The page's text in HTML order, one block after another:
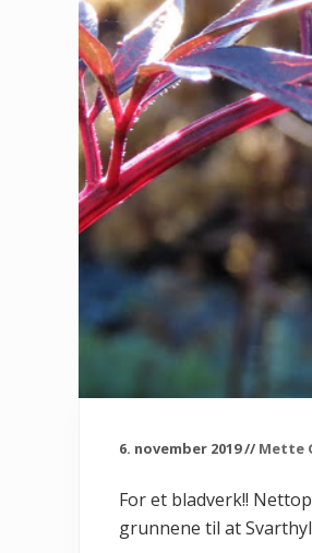
6. november 2019// Mette
For et bladverk!!
grunnene til at